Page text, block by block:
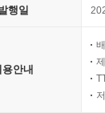
행일
용안내